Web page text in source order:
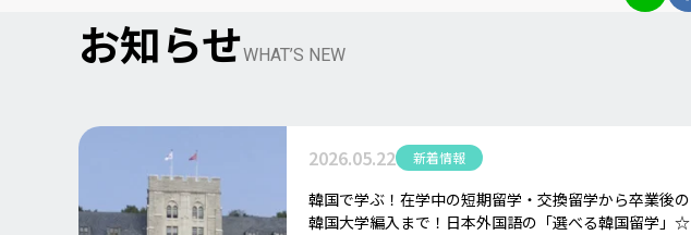
お知らせWHAT’S NEW
2026.05.22 新着情報
韓国で学ぶ！在学中の短期留学・交換留学から卒業後の
韓国大学編入まで！日本外国語の「選べる韓国留学」☆